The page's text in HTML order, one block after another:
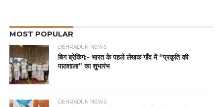
MOST POPULAR
DEHRADUN NEWS
बिग ब्रेकिंग:- भारत के पहले लेखक गाँव में “प्रकृति की
पाठशाला” का शुभारंभ
DEHRADUN NEWS